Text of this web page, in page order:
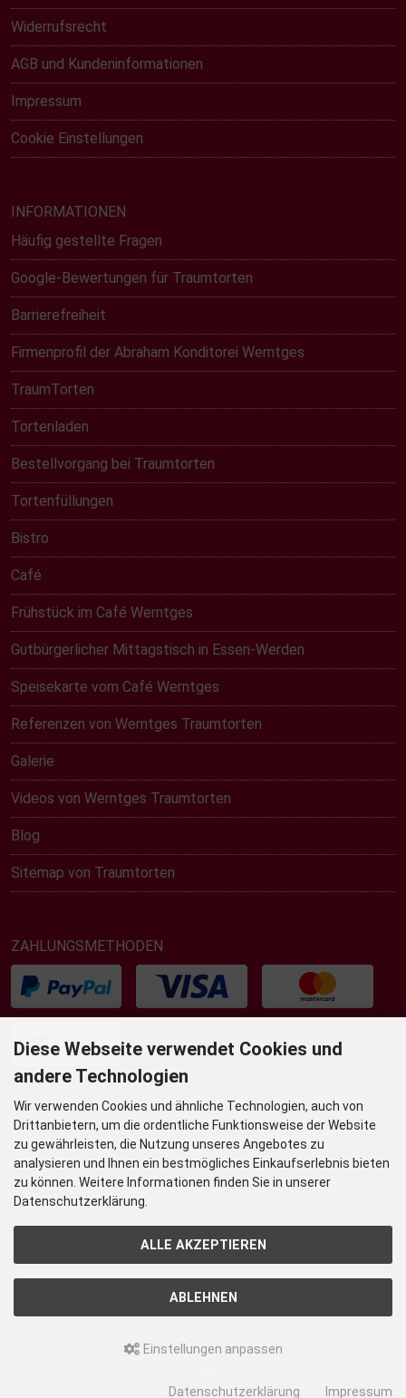
Widerrufsrecht
AGB und Kundeninformationen
Impressum
Cookie Einstellungen
INFORMATIONEN
Häufig gestellte Fragen
Google-Bewertungen für Traumtorten
Barrierefreiheit
Firmenprofil der Abraham Konditorei Werntges
TraumTorten
Tortenladen
Bestellvorgang bei Traumtorten
Tortenfüllungen
Bistro
Café
Frühstück im Café Werntges
Gutbürgerlicher Mittagstisch in Essen-Werden
Speisekarte vom Café Werntges
Referenzen von Werntges Traumtorten
Galerie
Videos von Werntges Traumtorten
Blog
Sitemap von Traumtorten
ZAHLUNGSMETHODEN
UNSER TORTENLADEN & BISTRO
Grafenstr. 36
45239 Essen-Werden
Öffnungszeiten
Mo-Fr 9-17 Uhr
Diese Webseite verwendet Cookies und
andere Technologien
Wir verwenden Cookies und ähnliche Technologien, auch von
Drittanbietern, um die ordentliche Funktionsweise der Website
zu gewährleisten, die Nutzung unseres Angebotes zu
analysieren und Ihnen ein bestmögliches Einkaufserlebnis bieten
zu können. Weitere Informationen finden Sie in unserer
Datenschutzerklärung.
ALLE AKZEPTIEREN
ABLEHNEN
Einstellungen anpassen
Datenschutzerklärung Impressum